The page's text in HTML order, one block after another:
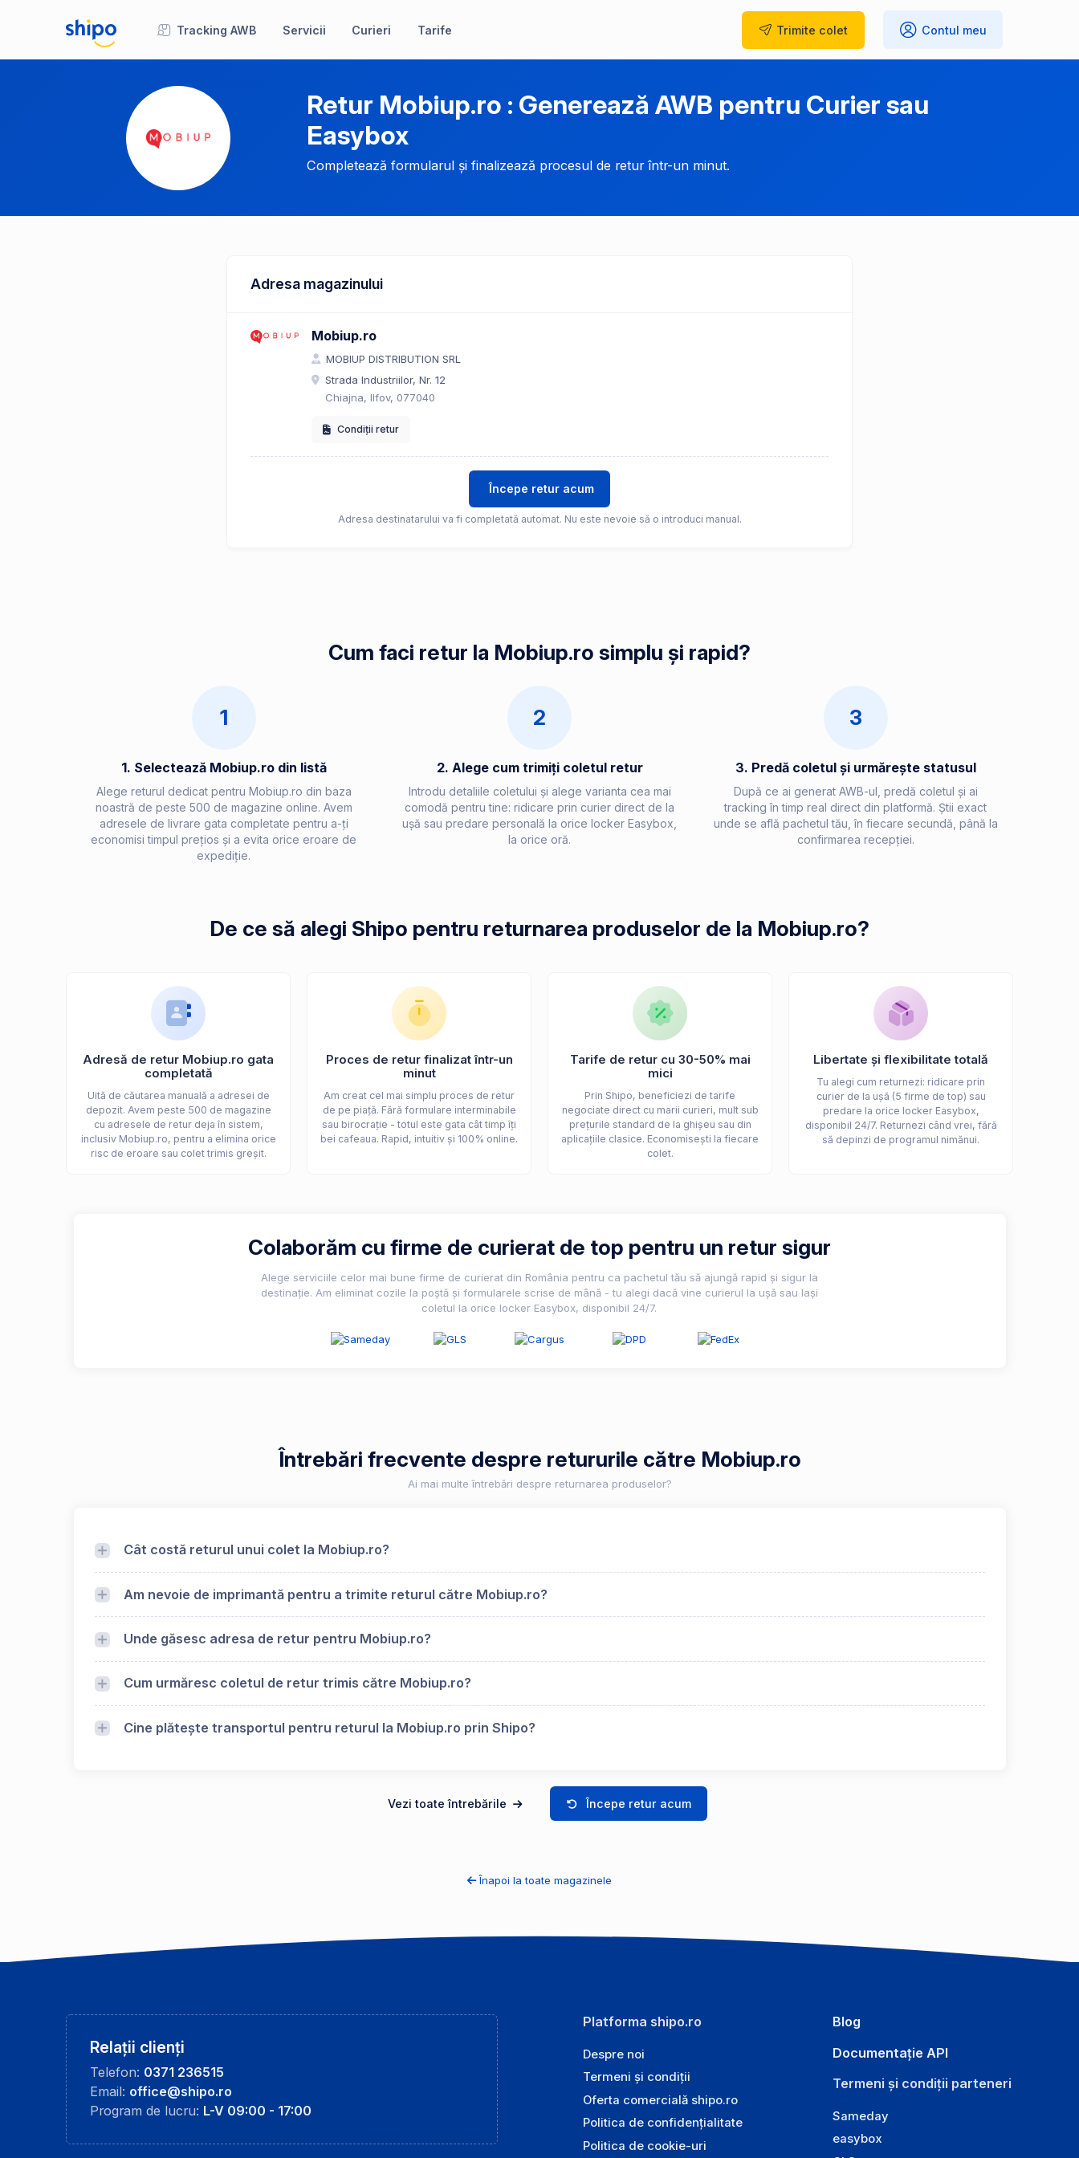
Tracking AWB Servicii Curieri Tarife Trimite colet Contul meu
Retur Mobiup.ro : Generează AWB pentru Curier sau
Easybox
Completează formularul și finalizează procesul de retur într-un minut.
Adresa magazinului
Mobiup.ro
MOBIUP DISTRIBUTION SRL
Strada Industriilor, Nr. 12
Chiajna, Ilfov, 077040
Condiții retur
Începe retur acum
Adresa destinatarului va fi completată automat. Nu este nevoie să o introduci manual.
Cum faci retur la Mobiup.ro simplu și rapid?
1
1. Selectează Mobiup.ro din listă
Alege returul dedicat pentru Mobiup.ro din baza
noastră de peste 500 de magazine online. Avem
adresele de livrare gata completate pentru a-ți
economisi timpul prețios și a evita orice eroare de
expediție.
2
2. Alege cum trimiți coletul retur
Introdu detaliile coletului și alege varianta cea mai
comodă pentru tine: ridicare prin curier direct de la
ușă sau predare personală la orice locker Easybox,
la orice oră.
3
3. Predă coletul și urmărește statusul
După ce ai generat AWB-ul, predă coletul și ai
tracking în timp real direct din platformă. Știi exact
unde se află pachetul tău, în fiecare secundă, până la
confirmarea recepției.
De ce să alegi Shipo pentru returnarea produselor de la Mobiup.ro?
Adresă de retur Mobiup.ro gata
completată
Uită de căutarea manuală a adresei de
depozit. Avem peste 500 de magazine
cu adresele de retur deja în sistem,
inclusiv Mobiup.ro, pentru a elimina orice
risc de eroare sau colet trimis greșit.
Proces de retur finalizat într-un
minut
Am creat cel mai simplu proces de retur
de pe piață. Fără formulare interminabile
sau birocrație - totul este gata cât timp îți
bei cafeaua. Rapid, intuitiv și 100% online.
Tarife de retur cu 30-50% mai
mici
Prin Shipo, beneficiezi de tarife
negociate direct cu marii curieri, mult sub
prețurile standard de la ghișeu sau din
aplicațiile clasice. Economisești la fiecare
colet.
Libertate și flexibilitate totală
Tu alegi cum returnezi: ridicare prin
curier de la ușă (5 firme de top) sau
predare la orice locker Easybox,
disponibil 24/7. Returnezi când vrei, fără
să depinzi de programul nimănui.
Colaborăm cu firme de curierat de top pentru un retur sigur
Alege serviciile celor mai bune firme de curierat din România pentru ca pachetul tău să ajungă rapid și sigur la
destinație. Am eliminat cozile la poștă și formularele scrise de mână - tu alegi dacă vine curierul la ușă sau lași
coletul la orice locker Easybox, disponibil 24/7.
Întrebări frecvente despre retururile către Mobiup.ro
Ai mai multe întrebări despre returnarea produselor?
Cât costă returul unui colet la Mobiup.ro?
Am nevoie de imprimantă pentru a trimite returul către Mobiup.ro?
Unde găsesc adresa de retur pentru Mobiup.ro?
Cum urmăresc coletul de retur trimis către Mobiup.ro?
Cine plătește transportul pentru returul la Mobiup.ro prin Shipo?
Vezi toate întrebările Începe retur acum
Înapoi la toate magazinele
Relații clienți
Telefon: 0371 236515
Email: office@shipo.ro
Program de lucru: L-V 09:00 - 17:00
Platforma shipo.ro
Despre noi
Termeni și condiții
Oferta comercială shipo.ro
Politica de confidențialitate
Politica de cookie-uri
Blog
Documentație API
Termeni și condiții parteneri
Sameday
easybox